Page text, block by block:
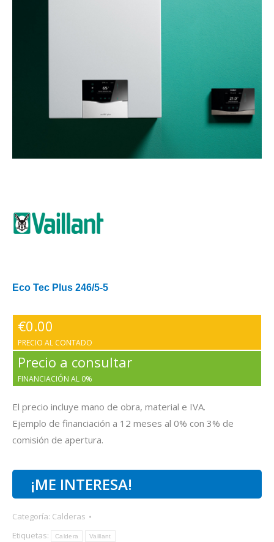
Eco Tec Plus 246/5-5
€0.00
PRECIO AL CONTADO
Precio a consultar
FINANCIACIÓN AL 0%
El precio incluye mano de obra, material e IVA.
Ejemplo de financiación a 12 meses al 0% con 3% de
comisión de apertura.
¡ME INTERESA!
Categoría: Calderas
Etiquetas:
Caldera Vaillant